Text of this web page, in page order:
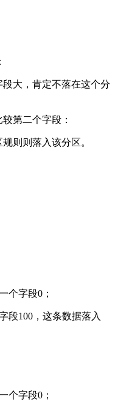
大，肯定不落在这个分
第二个字段：
则则落入该分区。
个字段0；
段100，这条数据落入
个字段0；